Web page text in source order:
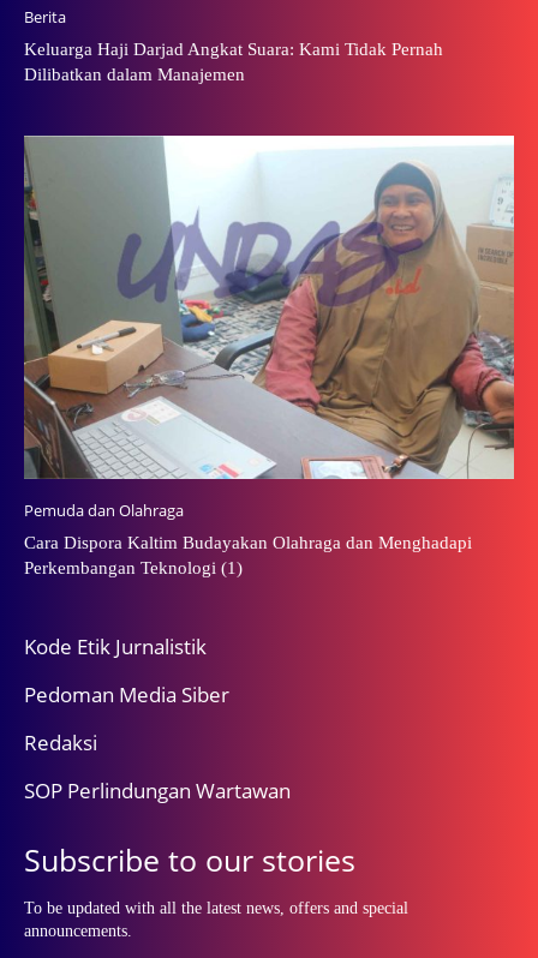
Berita
Keluarga Haji Darjad Angkat Suara: Kami Tidak Pernah
Dilibatkan dalam Manajemen
Pemuda dan Olahraga
Cara Dispora Kaltim Budayakan Olahraga dan Menghadapi
Perkembangan Teknologi (1)
Kode Etik Jurnalistik
Pedoman Media Siber
Redaksi
SOP Perlindungan Wartawan
Subscribe to our stories
To be updated with all the latest news, offers and special
announcements.